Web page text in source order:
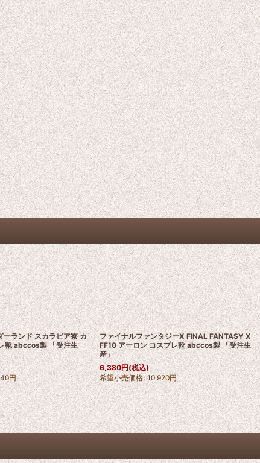
ーランド スカラビア寮 カ
靴 abccos製 「受注生
円
ファイナルファンタジーX FINAL FANTASY X
FF10 アーロン コスプレ靴 abccos製 「受注生
産」
6,380円(税込)
希望小売価格: 10,920円